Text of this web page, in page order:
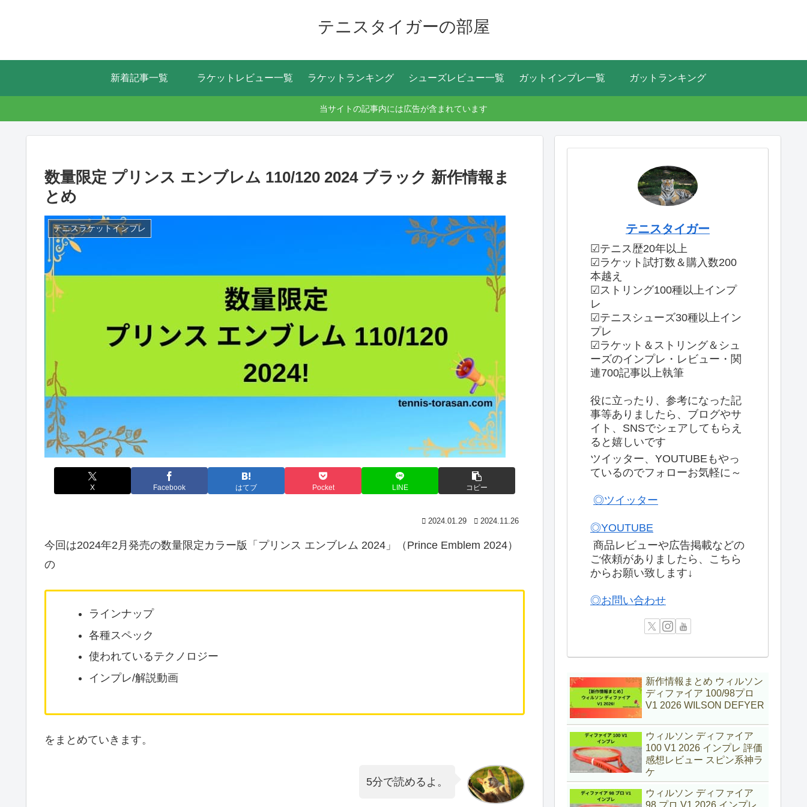
テニスタイガーの部屋
新着記事一覧 ラケットレビュー一覧 ラケットランキング シューズレビュー一覧 ガットインプレ一覧 ガットランキング
当サイトの記事内には広告が含まれています
数量限定 プリンス エンブレム 110/120 2024 ブラック 新作情報ま
とめ
テニスラケットインプレ
X Facebook はてブ Pocket LINE コピー
2024.01.29 2024.11.26
今回は2024年2月発売の数量限定カラー版「プリンス エンブレム 2024」（Prince Emblem 2024）
の
ラインナップ
各種スペック
使われているテクノロジー
インプレ/解説動画
をまとめていきます。
5分で読めるよ。
テニスタイガー
☑テニス歴20年以上
☑ラケット試打数＆購入数200
本越え
☑ストリング100種以上インプ
レ
☑テニスシューズ30種以上イン
プレ
☑ラケット＆ストリング＆シュ
ーズのインプレ・レビュー・関
連700記事以上執筆
役に立ったり、参考になった記
事等ありましたら、ブログやサ
イト、SNSでシェアしてもらえ
ると嬉しいです
ツイッター、YOUTUBEもやっ
ているのでフォローお気軽に～
◎ツイッター
◎YOUTUBE
商品レビューや広告掲載などの
ご依頼がありましたら、こちら
からお願い致します↓
◎お問い合わせ
新作情報まとめ ウィルソン
ディファイア 100/98プロ
V1 2026 WILSON DEFYER
ウィルソン ディファイア
100 V1 2026 インプレ 評価
感想レビュー スピン系神ラ
ケ
ウィルソン ディファイア
98 プロ V1 2026 インプレ